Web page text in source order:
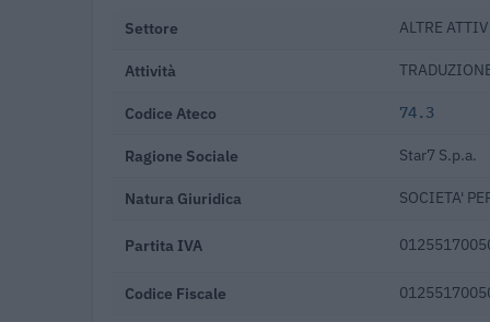
Settore ALTRE
Attività
Codice Ateco 74.3
Ragione Sociale Star7 S.p.a.
Natura Giuridica SOCIETA'
Partita IVA
Codice Fiscale